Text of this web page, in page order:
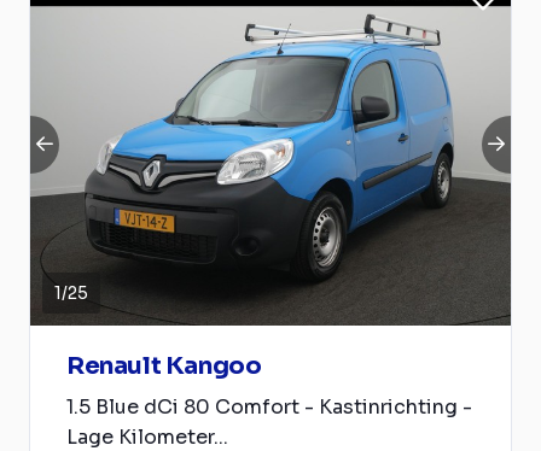
1/25
Renault Kangoo
1.5 Blue dCi 80 Comfort - Kastinrichting -
Lage Kilometer...